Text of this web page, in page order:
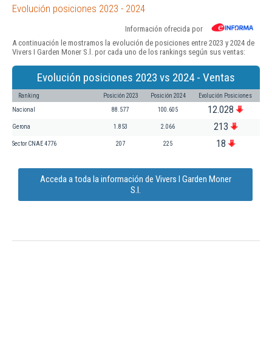
Evolución posiciones 2023 - 2024
Información ofrecida por
A continuación le mostramos la evolución de posiciones entre 2023 y 2024 de
Vivers I Garden Moner S.l. por cada uno de los rankings según sus ventas:
Evolución posiciones 2023 vs 2024 - Ventas
Ranking Posición 2023 Posición 2024 Evolución Posiciones
Nacional 88.577 100.605 12.028
Gerona 1.853 2.066 213
Sector CNAE 4776 207 225 18
Acceda a toda la información de Vivers I Garden Moner
S.l.